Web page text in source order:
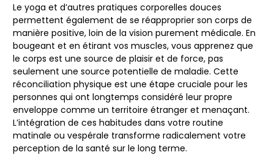
Le yoga et d’autres pratiques corporelles douces
permettent également de se réapproprier son corps de
manière positive, loin de la vision purement médicale. En
bougeant et en étirant vos muscles, vous apprenez que
le corps est une source de plaisir et de force, pas
seulement une source potentielle de maladie. Cette
réconciliation physique est une étape cruciale pour les
personnes qui ont longtemps considéré leur propre
enveloppe comme un territoire étranger et menaçant.
L’intégration de ces habitudes dans votre routine
matinale ou vespérale transforme radicalement votre
perception de la santé sur le long terme.